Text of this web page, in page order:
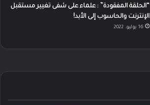
“الحلقة المفقودة” : علماء على شفى تغيير مستقبل
الإنترنت والحاسوب إلى الأبد!
16 يوليو، 2022